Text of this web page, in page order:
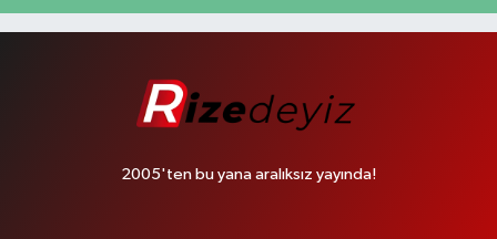
2005'ten bu yana aralıksız yayında!